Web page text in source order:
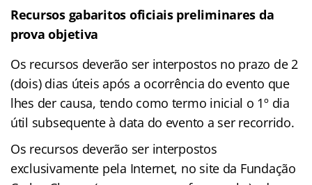
Recursos gabaritos oficiais preliminares da
prova objetiva
Os recursos deverão ser interpostos no prazo de 2
(dois) dias úteis após a ocorrência do evento que
lhes der causa, tendo como termo inicial o 1º dia
útil subsequente à data do evento a ser recorrido.
Os recursos deverão ser interpostos
exclusivamente pela Internet, no site da Fundação